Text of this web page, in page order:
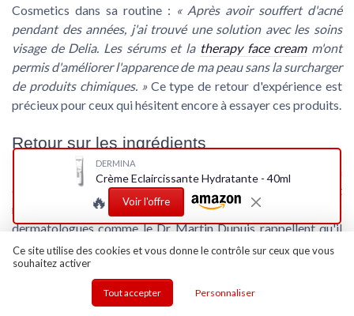
Cosmetics dans sa routine : « Après avoir souffert d'acné
pendant des années, j'ai trouvé une solution avec les soins
visage de Delia. Les sérums et la therapy face creamm'ont
permis d'améliorer l'apparence de ma peau sans la surcharger
de produits chimiques. »Ce type de retour d'expérience est
précieux pour ceux qui hésitent encore à essayer ces produits.
Retour sur les ingrédients
L'usage de certains ingrédients comme le Phenoxyethanol a
également soulevé des questions. Bien que son utilisation soit
réglementée et souvent considérée comme sûre, des
dermatologues comme le Dr Martin Dupuis rappellent qu'il
est toujours prudent de tester les produits sur une petite zone
de peau avant une application complète. Ainsi, la sécurité
reste une priorité pour Delia.
DERMINA
Crème Eclaircissante Hydratante - 40ml
🔥 Voir l'offre
Ce site utilise des cookies et vous donne le contrôle sur ceux que vous
souhaitez activer
Tout accepter Personnaliser